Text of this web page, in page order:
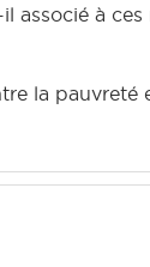
associé à ces
la pauvreté